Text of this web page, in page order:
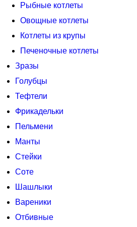
Рыбные котлеты
Овощные котлеты
Котлеты из крупы
Печеночные котлеты
Зразы
Голубцы
Тефтели
Фрикадельки
Пельмени
Манты
Стейки
Соте
Шашлыки
Вареники
Отбивные